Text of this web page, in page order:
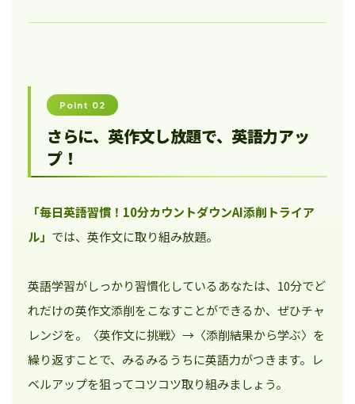
Point 02
さらに、英作文し放題で、英語力アッ
プ！
「毎日英語習慣！10分カウントダウンAI添削トライア
ル」 では、英作文に取り組み放題。
英語学習がしっかり習慣化しているあなたは、10分でど
れだけの英作文添削をこなすことができるか、ぜひチャ
レンジを。〈英作文に挑戦〉→〈添削結果から学ぶ〉を
繰り返すことで、みるみるうちに英語力がつきます。レ
ベルアップを狙ってコツコツ取り組みましょう。